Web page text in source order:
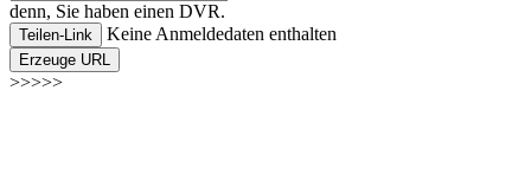
denn, Sie haben einen DVR.
Teilen-Link Keine Anmeldedaten enthalten
Erzeuge URL
>>>>>